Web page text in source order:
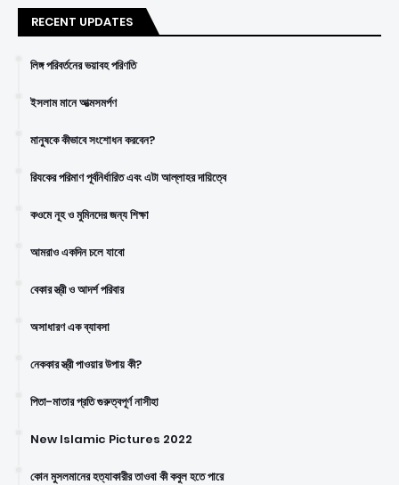
RECENT UPDATES
লিঙ্গ পরিবর্তনের ভয়াবহ পরিণতি
ইসলাম মানে আত্মসমর্পণ
মানুষকে কীভাবে সংশোধন করবেন?
রিযকের পরিমাণ পূর্বনির্ধারিত এবং এটা আল্লাহর দায়িত্বে
কওমে নূহ ও মুমিনদের জন্য শিক্ষা
আমরাও একদিন চলে যাবো
বেকার স্ত্রী ও আদর্শ পরিবার
অসাধারণ এক ব্যাবসা
নেককার স্ত্রী পাওয়ার উপায় কী?
পিতা-মাতার প্রতি গুরুত্বপূর্ণ নাসীহা
New Islamic Pictures 2022
কোন মুসলমানের হত্যাকারীর তাওবা কী কবুল হতে পারে